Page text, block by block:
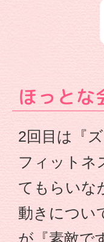
ほっとな
2回目は『
フィットネ
てもらいな
動きについ
が『素敵で